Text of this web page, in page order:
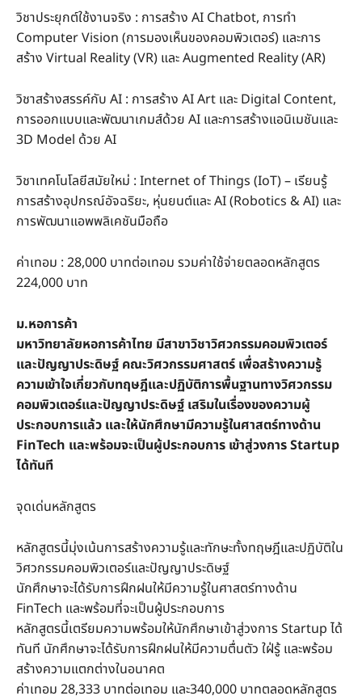
วิชาประยุกต์ใช้งานจริง : การสร้าง AI Chatbot, การทำ
Computer Vision (การมองเห็นของคอมพิวเตอร์) และการ
สร้าง Virtual Reality (VR) และ Augmented Reality (AR)
วิชาสร้างสรรค์กับ AI : การสร้าง AI Art และ Digital Content,
การออกแบบและพัฒนาเกมส์ด้วย AI และการสร้างแอนิเมชันและ
3D Model ด้วย AI
วิชาเทคโนโลยีสมัยใหม่ : Internet of Things (IoT) – เรียนรู้
การสร้างอุปกรณ์อัจฉริยะ, หุ่นยนต์และ AI (Robotics & AI) และ
การพัฒนาแอพพลิเคชันมือถือ
ค่าเทอม : 28,000 บาทต่อเทอม รวมค่าใช้จ่ายตลอดหลักสูตร
224,000 บาท
ม.หอการค้า
มหาวิทยาลัยหอการค้าไทย มีสาขาวิชาวิศวกรรมคอมพิวเตอร์
และปัญญาประดิษฐ์ คณะวิศวกรรมศาสตร์ เพื่อสร้างความรู้
ความเข้าใจเกี่ยวกับทฤษฎีและปฏิบัติการพื้นฐานทางวิศวกรรม
คอมพิวเตอร์และปัญญาประดิษฐ์ เสริมในเรื่องของความผู้
ประกอบการแล้ว และให้นักศึกษามีความรู้ในศาสตร์ทางด้าน
FinTech และพร้อมจะเป็นผู้ประกอบการ เข้าสู่วงการ Startup
ได้ทันที
จุดเด่นหลักสูตร
หลักสูตรนี้มุ่งเน้นการสร้างความรู้และทักษะทั้งทฤษฎีและปฏิบัติใน
วิศวกรรมคอมพิวเตอร์และปัญญาประดิษฐ์
นักศึกษาจะได้รับการฝึกฝนให้มีความรู้ในศาสตร์ทางด้าน
FinTech และพร้อมที่จะเป็นผู้ประกอบการ
หลักสูตรนี้เตรียมความพร้อมให้นักศึกษาเข้าสู่วงการ Startup ได้
ทันที นักศึกษาจะได้รับการฝึกฝนให้มีความตื่นตัว ใฝ่รู้ และพร้อม
สร้างความแตกต่างในอนาคต
ค่าเทอม 28,333 บาทต่อเทอม และ340,000 บาทตลอดหลักสูตร